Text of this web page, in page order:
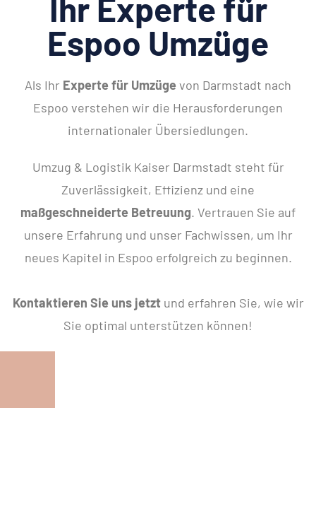
Ihr Experte für
Espoo Umzüge
Als Ihr Experte für Umzüge von Darmstadt nach
Espoo verstehen wir die Herausforderungen
internationaler Übersiedlungen.
Umzug & Logistik Kaiser Darmstadt steht für
Zuverlässigkeit, Effizienz und eine
maßgeschneiderte Betreuung. Vertrauen Sie auf
unsere Erfahrung und unser Fachwissen, um Ihr
neues Kapitel in Espoo erfolgreich zu beginnen.
Kontaktieren Sie uns jetztund erfahren Sie, wie wir
Sie optimal unterstützen können!